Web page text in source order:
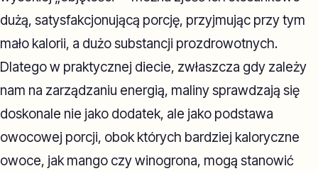
dużą, satysfakcjonującą porcję, przyjmując przy tym
mało kalorii, a dużo substancji prozdrowotnych.
Dlatego w praktycznej diecie, zwłaszcza gdy zależy
nam na zarządzaniu energią, maliny sprawdzają się
doskonale nie jako dodatek, ale jako podstawa
owocowej porcji, obok których bardziej kaloryczne
owoce, jak mango czy winogrona, mogą stanowić